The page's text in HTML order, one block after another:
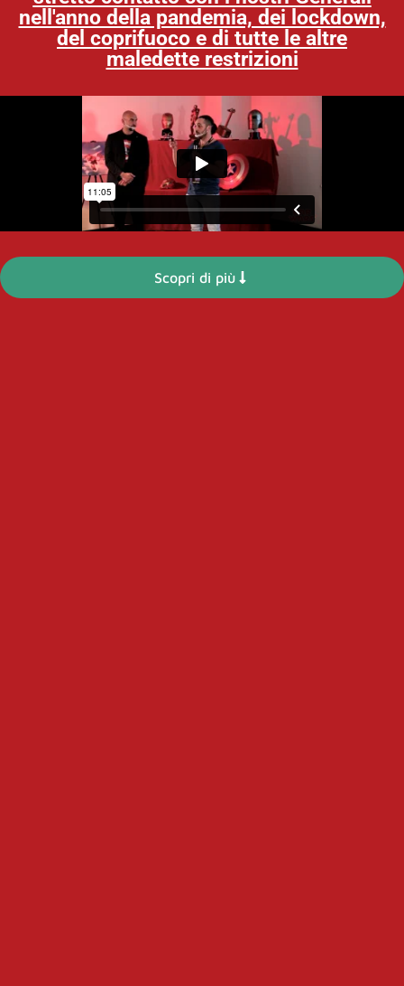
nell'anno della pandemia, dei lockdown,
del coprifuoco e di tutte le altre
maledette restrizioni
Scopri di più